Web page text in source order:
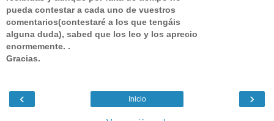
pueda contestar a cada uno de vuestros
comentarios(contestaré a los que tengáis
alguna duda), sabed que los leo y los aprecio
enormemente. .
Gracias.
‹ ›
Inicio